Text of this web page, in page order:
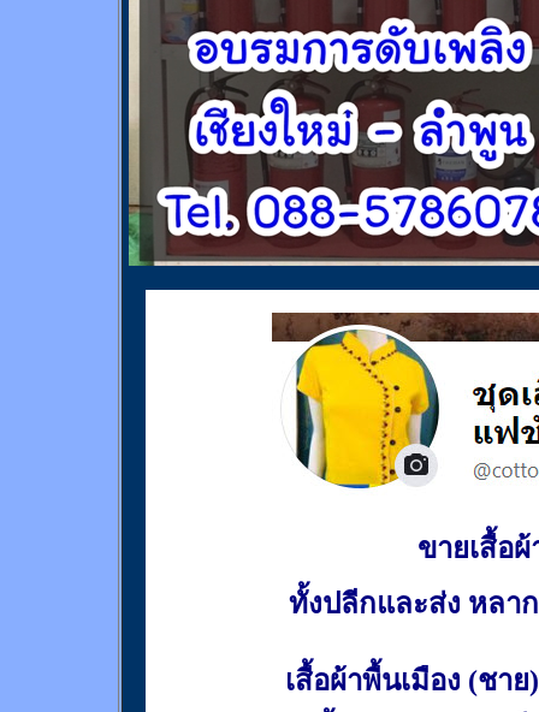
ขายเสื้อผ้
ทั้งปลีกและส่ง หลา
เสื้อผ้าพื้นเมือง (ชาย)